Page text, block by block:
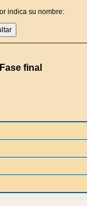
indica su nombre:
Fase final